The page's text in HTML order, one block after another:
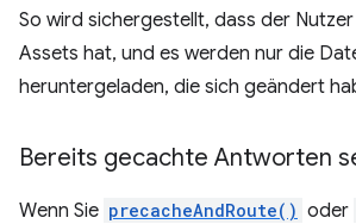
So wird sichergestellt, dass der
Assets hat, und es werden nur die
heruntergeladen, die sich geändert
Bereits gecachte Antworten
Wenn Sie precacheAndRoute() oder